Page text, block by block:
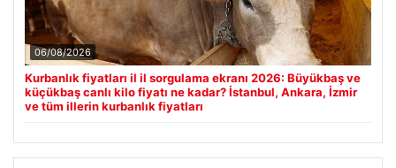
06/08/2026
Kurbanlık fiyatları il il sorgulama ekranı 2026: Büyükbaş ve
küçükbaş canlı kilo fiyatı ne kadar? İstanbul, Ankara, İzmir
ve tüm illerin kurbanlık fiyatları